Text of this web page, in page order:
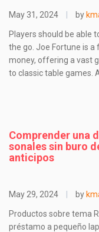
May 31, 2024 by
Players should be able
the go. Joe Fortune is
money, offering a vast
to classic table games.
Comprender una
sonales sin buro
anticipos
May 29, 2024 by
Productos sobre tema
préstamo a pequeño